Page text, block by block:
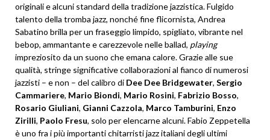
originali e alcuni standard della tradizione jazzistica. Fulgido
talento della tromba jazz, nonché fine flicornista, Andrea
Sabatino brilla per un fraseggio limpido, spigliato, vibrante nel
bebop, ammantante e carezzevole nelle ballad, playing
impreziosito da un suono che emana calore. Grazie alle sue
qualità, stringe significative collaborazioni al fianco di numerosi
jazzisti – e non – del calibro di Dee Dee Bridgewater, Sergio
Cammariere, Mario Biondi, Mario Rosini, Fabrizio Bosso,
Rosario Giuliani, Gianni Cazzola, Marco Tamburini, Enzo
Zirilli, Paolo Fresu, solo per elencarne alcuni. Fabio Zeppetella
è uno fra i più importanti chitarristi jazz italiani degli ultimi